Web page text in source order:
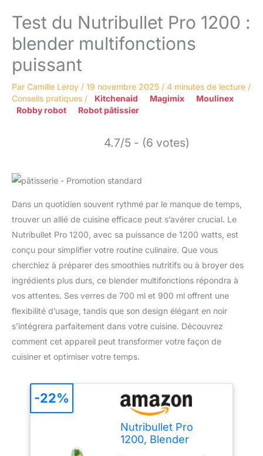
Test du Nutribullet Pro 1200 :
blender multifonctions
puissant
Par Camille Leroy / 19 novembre 2025 / 4 minutes de lecture /
Conseils pratiques / Kitchenaid Magimix
Moulinex
Robby robot
Robot pâtissier
4.7/5 - (6 votes)
Dans un quotidien souvent rythmé par le manque de temps,
trouver un allié de cuisine efficace peut s’avérer crucial. Le
Nutribullet Pro 1200, avec sa puissance de 1200 watts, est
conçu pour simplifier votre routine culinaire. Que vous
cherchiez à préparer des smoothies nutritifs ou à broyer des
ingrédients plus durs, ce blender multifonctions répondra à
vos attentes. Ses verres de 700 ml et 900 ml offrent une
flexibilité d’usage, tandis que son design élégant en noir
s’intégrera parfaitement dans votre cuisine. Découvrez
comment cet appareil peut transformer votre façon de
cuisiner et optimiser votre temps.
Nutribullet Pro
1200, Blender
-22%